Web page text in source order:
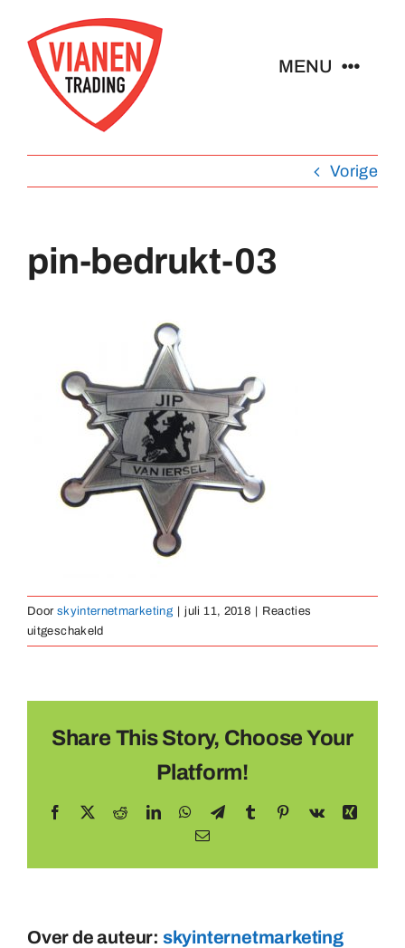
naar
inhoud
MENU
Pins
Schlüsselanhänger
Magnete
Vorige
pin-bedrukt-03
Door skyinternetmarketing | juli 11, 2018 | Reacties
uitgeschakeldvoor
pin-
Share This Story, Choose Your
Platform!
Facebook RedditLinkedInWhatsApp
TelegramTumblr Pinterest
Vk
Xing
E-
Over de auteur: skyinternetmarketing